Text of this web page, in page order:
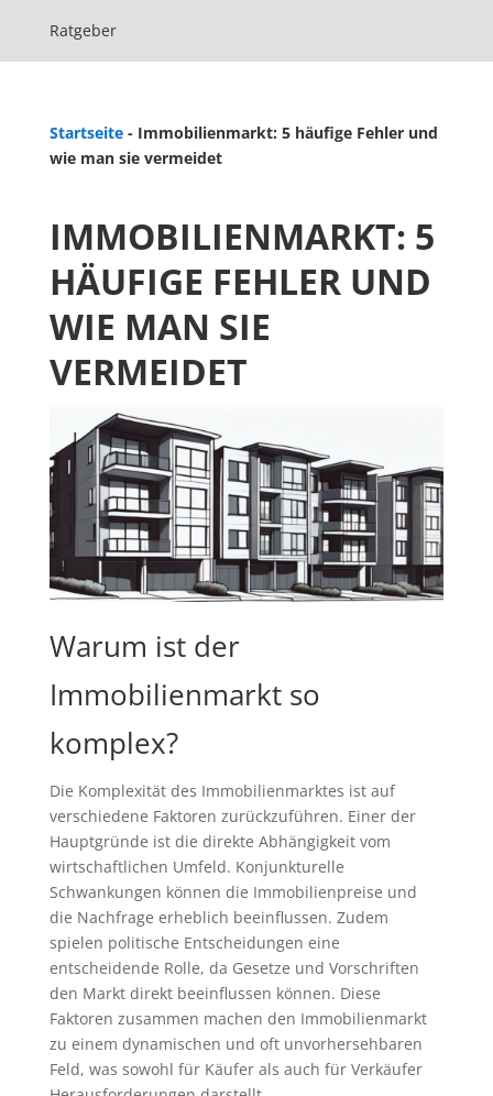
Ratgeber
Startseite- Immobilienmarkt: 5 häufige Fehler und
wie man sie vermeidet
IMMOBILIENMARKT: 5
HÄUFIGE FEHLER UND
WIE MAN SIE
VERMEIDET
Warum ist der
Immobilienmarkt so
komplex?
Die Komplexität des Immobilienmarktes ist auf
verschiedene Faktoren zurückzuführen. Einer der
Hauptgründe ist die direkte Abhängigkeit vom
wirtschaftlichen Umfeld. Konjunkturelle
Schwankungen können die Immobilienpreise und
die Nachfrage erheblich beeinflussen. Zudem
spielen politische Entscheidungen eine
entscheidende Rolle, da Gesetze und Vorschriften
den Markt direkt beeinflussen können. Diese
Faktoren zusammen machen den Immobilienmarkt
zu einem dynamischen und oft unvorhersehbaren
Feld, was sowohl für Käufer als auch für Verkäufer